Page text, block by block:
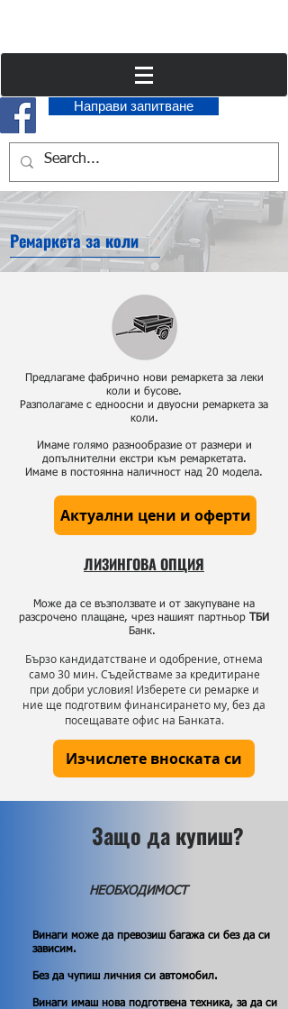
Направи запитване
Ремаркета за коли
Предлагаме фабрично нови ремаркета за леки
коли и бусове.
Разполагаме с едноосни и двуосни ремаркета за
коли.
Имаме голямо разнообразие от размери и
допълнителни екстри към ремаркетата.
Имаме в постоянна наличност над 20 модела.
Актуални цени и оферти
ЛИЗИНГОВА ОПЦИЯ
​Може да се възползвате и от закупуване на
разсрочено плащане, чрез нашият партньор
TБИ
Банк.
Бързо кандидатстване и одобрение, отнема
само 30 мин. Съдействаме за кредитиране
при добри условия! Изберете си ремарке и
ние ще подготвим финансирането му, без да
посещавате офис на Банката.
Изчислете вноската си
Защо да купиш?
НЕОБХОДИМОСТ
Винаги може да превозиш багажа си без да си
зависим.
Без да чупиш личния си автомобил.
Винаги имаш нова подготвена техника, за да си